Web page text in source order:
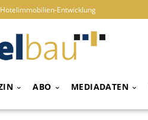
Entwicklung
ABO MEDIADATEN